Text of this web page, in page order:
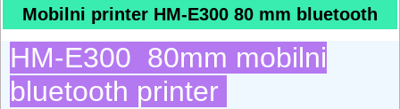
Mobilni printer HM-E300 80 mm bluetooth
HM-E300 80mm mobilni
bluetooth printer